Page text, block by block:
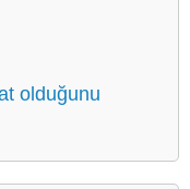
olduğunu